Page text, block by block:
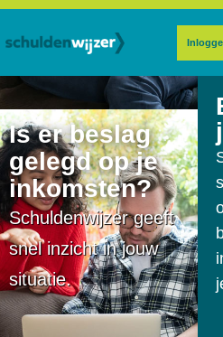
Is er beslag
gelegd op je
inkomsten?
Schuldenwijzer geeft
snel inzicht in jouw
situatie.